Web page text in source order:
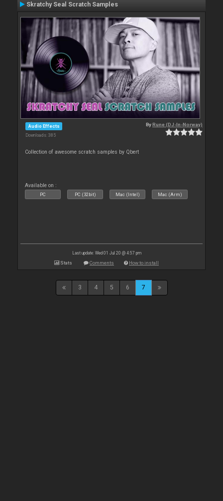
Skratchy Seal Scratch Samples
Audio Effects
Downloads: 385
ByRune (DJ-In-Norway)
Collection of awesome scratch samples by Qbert
Available on :
PC PC (32bit) Mac (Intel) Mac (Arm)
Last update: Wed 01 Jul 20 @ 4:57 pm
Stats Comments How to install
3 4 5 6 7